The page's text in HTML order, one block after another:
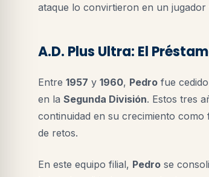
ataque lo convirtieron en un
A.D. Plus Ultra: El
Entre 1957 y 1960, Pedro fue
en la Segunda División. Estos tres
continuidad en su crecimiento
de retos.
En este equipo filial, Pedro se